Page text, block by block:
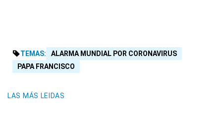
TEMAS:
ALARMA MUNDIAL POR CORONAVIRUS
PAPA FRANCISCO
LAS MÁS LEIDAS